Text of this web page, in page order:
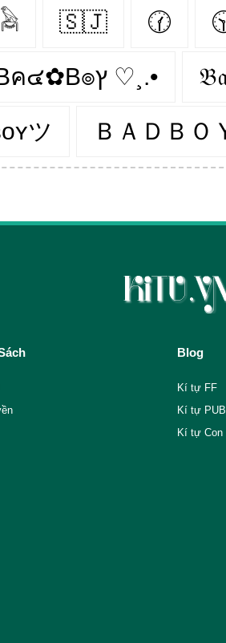
𓅉 🇸🇯 🕜
•.¸♡Bค๔✿B๏ץ ♡¸.•
ツ ＢＡＤＢＯ
Blog
Kí tự FF
Kí tự
Kí tự Con